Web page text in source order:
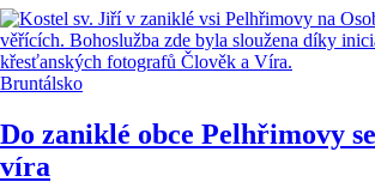
Bruntálsko
Do zaniklé obce Pelhřimovy
víra